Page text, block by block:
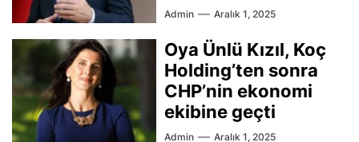
Admin Aralık 1, 2025
Oya Ünlü Kızıl, Koç
Holding’ten sonra
CHP’nin ekonomi
ekibine geçti
Admin Aralık 1, 2025